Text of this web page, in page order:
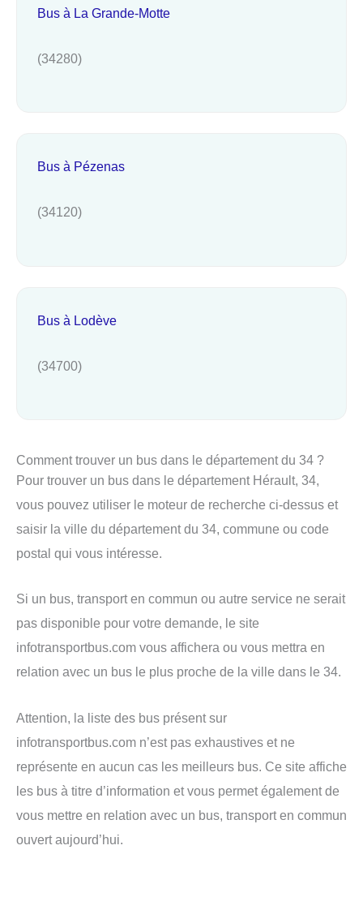
Bus à La Grande-Motte
(34280)
Bus à Pézenas
(34120)
Bus à Lodève
(34700)
Comment trouver un bus dans le département du 34 ?
Pour trouver un bus dans le département Hérault, 34,
vous pouvez utiliser le moteur de recherche ci-dessus et
saisir la ville du département du 34, commune ou code
postal qui vous intéresse.
Si un bus, transport en commun ou autre service ne serait
pas disponible pour votre demande, le site
infotransportbus.com vous affichera ou vous mettra en
relation avec un bus le plus proche de la ville dans le 34.
Attention, la liste des bus présent sur
infotransportbus.com n’est pas exhaustives et ne
représente en aucun cas les meilleurs bus. Ce site affiche
les bus à titre d’information et vous permet également de
vous mettre en relation avec un bus, transport en commun
ouvert aujourd’hui.